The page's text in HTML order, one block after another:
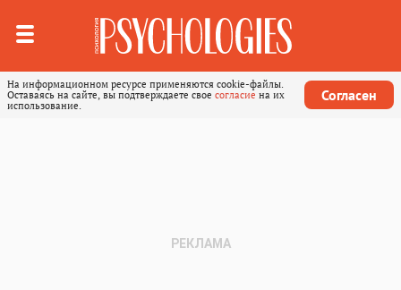
На информационном ресурсе применяются cookie-файлы.
Оставаясь на сайте, вы подтверждаете свое согласие на их
использование.
Согласен